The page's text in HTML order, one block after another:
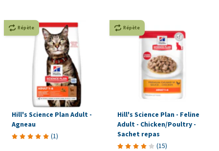
Répète
Hill's Science Plan Adult -
Agneau
(1)
Répète
Hill's Science Plan - Feline
Adult - Chicken/Poultry -
Sachet repas
(15)